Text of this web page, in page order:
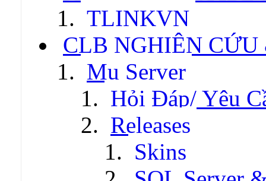
TLINKVN
CLB NGHIÊN
Mu Server
Hỏi Đáp/ Yêu
Releases
Skins